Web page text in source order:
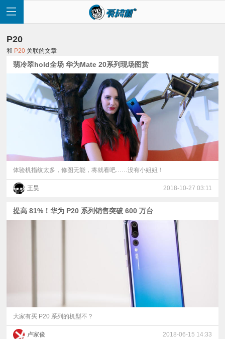
讯
评
测
普
P20
和 P20 关联的文章
翡冷翠hold全场 华为Mate 20系列现场图赏
体验机指纹太多，修图无能，将就看吧……没有小姐姐！
王昊 2018-10-27 03:11
提高 81%！华为 P20 系列销售突破 600 万台
大家有买 P20 系列的机型不？
卢家俊 2018-06-15 14:33